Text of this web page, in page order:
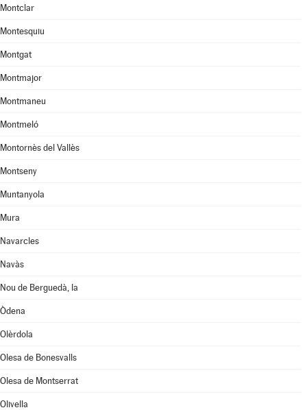
Montclar
Montesquiu
Montgat
Montmajor
Montmaneu
Montmeló
Montornès del Vallès
Montseny
Muntanyola
Mura
Navarcles
Navàs
Nou de Berguedà, la
Òdena
Olèrdola
Olesa de Bonesvalls
Olesa de Montserrat
Olivella